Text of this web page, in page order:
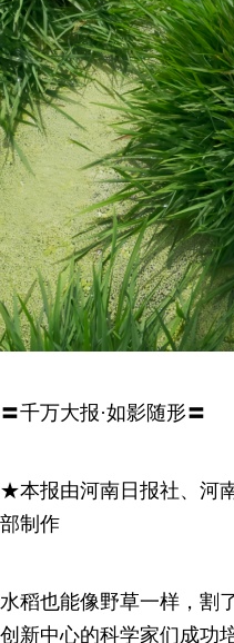
〓千万大报·如影随形〓
★本报由河南日报社、河
部制作
水稻也能像野草一样，割
创新中心的科学家们成功